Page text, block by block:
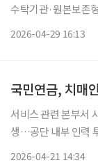
수탁기관·원본보존형 신탁 도입 검토해야
2026-04-29 16:13
국민연금, 치매
서비스 관련 본부서 사회
생…공단 내부 인력 투입해 차질 최소화” 국민
2026-04-21 14:34